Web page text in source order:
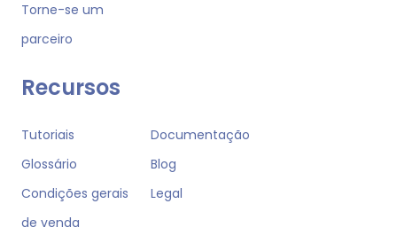
Torne-se um
parceiro
Recursos
Tutoriais
Documentação
Glossário
Blog
Condições gerais
de venda
Legal